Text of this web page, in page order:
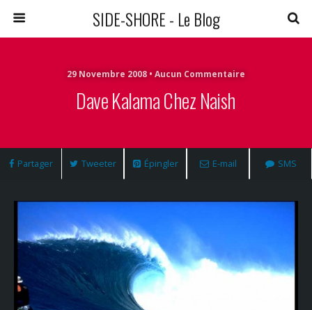
SIDE-SHORE - Le Blog
29 Novembre 2008 • Aucun Commentaire
Dave Kalama Chez Naish
Partager Tweeter Épingler E-mail SMS